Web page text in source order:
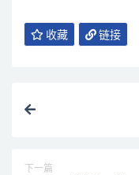
收藏 链接
下一篇